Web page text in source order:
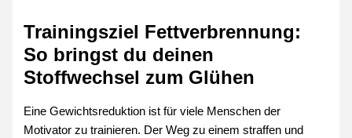
Trainingsziel Fettverbrennung:
So bringst du deinen
Stoffwechsel zum Glühen
Eine Gewichtsreduktion ist für viele Menschen der
Motivator zu trainieren. Der Weg zu einem straffen und